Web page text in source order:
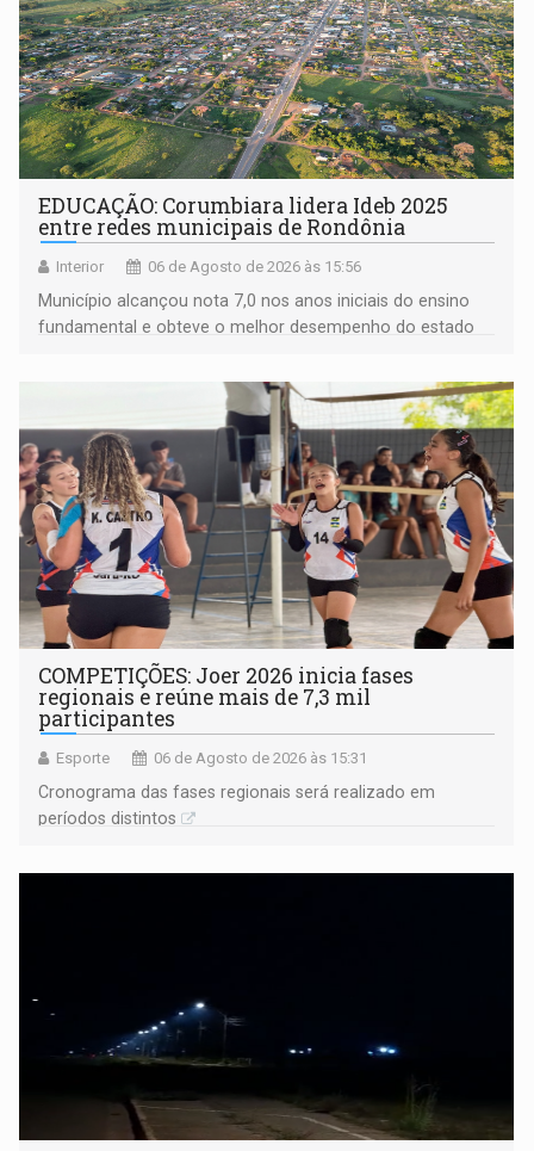
EDUCAÇÃO: Corumbiara lidera Ideb 2025
entre redes municipais de Rondônia
Interior 06 de Agosto de 2026 às 15:56
Município alcançou nota 7,0 nos anos iniciais do ensino
fundamental e obteve o melhor desempenho do estado
COMPETIÇÕES: Joer 2026 inicia fases
regionais e reúne mais de 7,3 mil
participantes
Esporte 06 de Agosto de 2026 às 15:31
Cronograma das fases regionais será realizado em
períodos distintos